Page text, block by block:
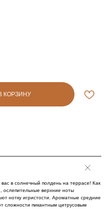
КОРЗИНУ
в солнечный полдень на террасе! Как
ослепительные верхние ноты
нотку игристости. Ароматные средние
сложности пикантным цитрусовым